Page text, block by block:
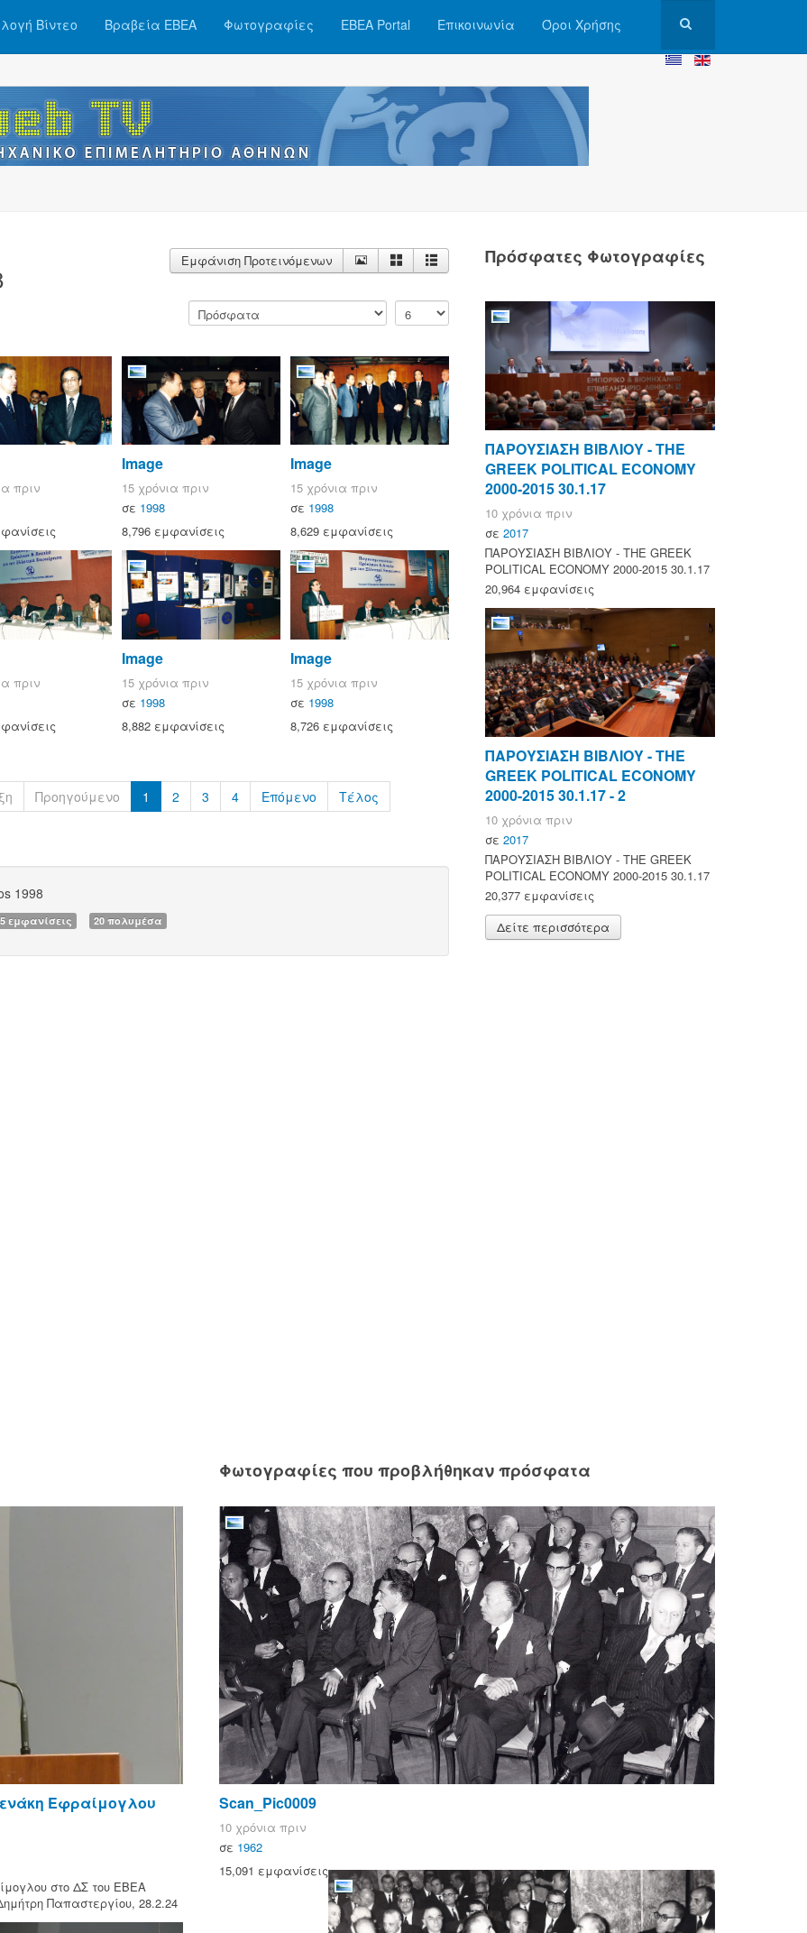
Βίντεο Βραβεία ΕΒΕΑ Φωτογραφίες ΕΒΕΑ Portal Επικοινωνία Όροι Χρήσης
Εμφάνιση Προτεινόμενων
πριν
Image
15 χρόνια πριν
σε 1998
8,796 εμφανίσεις
Image
15 χρόνια πριν
σε 1998
8,629 εμφανίσεις
πριν
Image
15 χρόνια πριν
σε 1998
8,882 εμφανίσεις
Image
15 χρόνια πριν
σε 1998
8,726 εμφανίσεις
Προηγούμενο 1 2 3 4 Επόμενο Τέλος
1998
εμφανίσεις 20 πολυμέσα
Πρόσφατες Φωτογραφίες
ΠΑΡΟΥΣΙΑΣΗ ΒΙΒΛΙΟΥ - ΤΗΕ
GREEK POLITICAL ECONOMY
2000-2015 30.1.17
10 χρόνια πριν
σε 2017
ΠΑΡΟΥΣΙΑΣΗ ΒΙΒΛΙΟΥ - ΤΗΕ GREEK
POLITICAL ECONOMY 2000-2015 30.1.17
20,964 εμφανίσεις
ΠΑΡΟΥΣΙΑΣΗ ΒΙΒΛΙΟΥ - ΤΗΕ
GREEK POLITICAL ECONOMY
2000-2015 30.1.17 - 2
10 χρόνια πριν
σε 2017
ΠΑΡΟΥΣΙΑΣΗ ΒΙΒΛΙΟΥ - ΤΗΕ GREEK
POLITICAL ECONOMY 2000-2015 30.1.17
20,377 εμφανίσεις
Δείτε περισσότερα
Εφραίμογλου
στο ΔΣ του ΕΒΕΑ
Παπαστεργίου, 28.2.24
Φωτογραφίες που προβλήθηκαν πρόσφατα
Scan_Pic0009
10 χρόνια πριν
σε 1962
15,091 εμφανίσεις